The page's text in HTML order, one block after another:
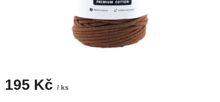
195 Kč / ks